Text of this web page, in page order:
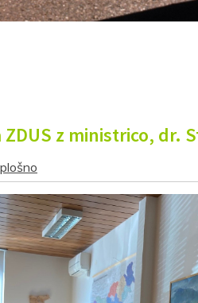
z ministrico, dr.